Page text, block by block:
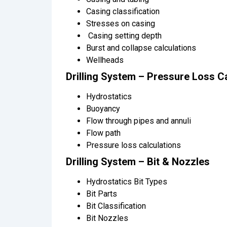
Casing classification
Stresses on casing
Casing setting depth
Burst and collapse calculations
Wellheads
Drilling System – Pressure Loss
Hydrostatics
Buoyancy
Flow through pipes and annuli
Flow path
Pressure loss calculations
Drilling System – Bit & Nozzles
Hydrostatics Bit Types
Bit Parts
Bit Classification
Bit Nozzles